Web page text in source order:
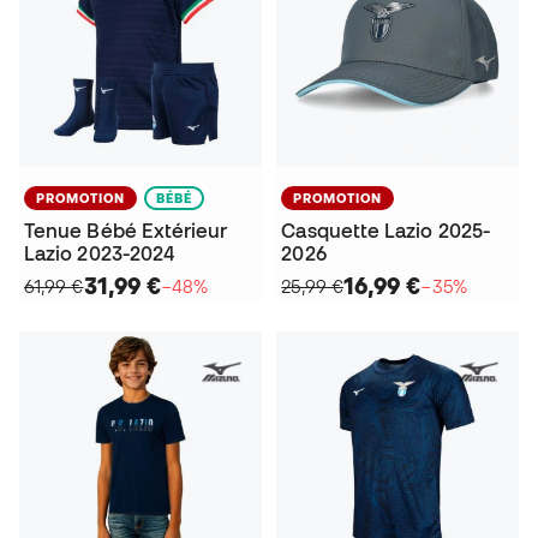
PROMOTION BÉBÉ
Tenue Bébé Extérieur
Lazio 2023-2024
61,99 €31,99 €−48%
PROMOTION
Casquette Lazio 2025-
2026
25,99 €16,99 €−35%